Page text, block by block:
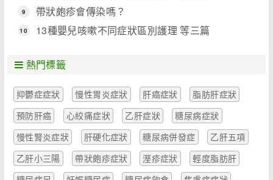
9 帶狀皰疹會傳染嗎？
10 13種嬰兒咳嗽不同症狀區別護理 等三篇
熱門標籤
抑鬱症症狀 慢性胃炎症狀 肝癌症狀
脂肪肝症狀
預防肝癌
心絞痛症狀 乙肝症狀
糖尿病症狀
慢性腎炎症狀
肝硬化症狀 糖尿病併發症
乙肝五項
乙肝小三陽
帶狀皰疹症狀 溼疹症狀
輕度脂肪肝